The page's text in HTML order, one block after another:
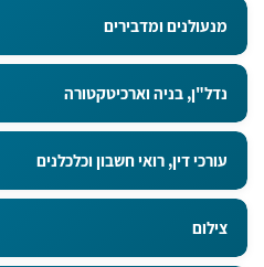
מנעולנים ומדבירים
נדל"ן, בניה וארכיטקטורה
עורכי דין, רואי חשבון וכלכלנים
צילום